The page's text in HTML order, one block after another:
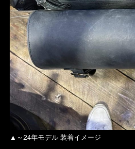
▲～24年モデル 装着イメージ